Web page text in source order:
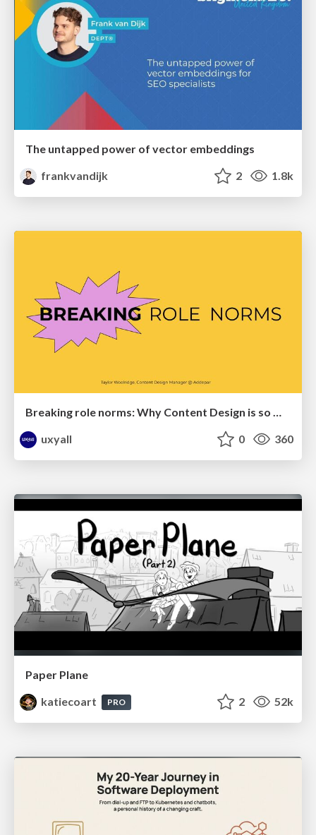
The untapped power of vector embeddings
frankvandijk
2 1.8k
uxyall
0 360
Paper Plane
katiecoart
PRO 2 52k